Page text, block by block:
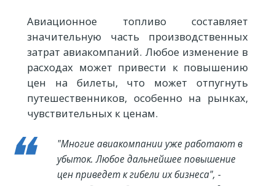
Авиационное топливо составляет
значительную часть производственных
затрат авиакомпаний. Любое изменение в
расходах может привести к повышению
цен на билеты, что может отпугнуть
путешественников, особенно на рынках,
чувствительных к ценам.
"Многие авиакомпании уже работают в
убыток. Любое дальнейшее повышение
цен приведет к гибели их бизнеса", -